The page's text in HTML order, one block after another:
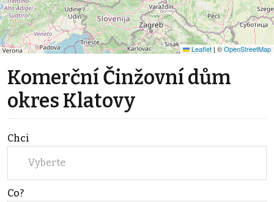
Leaflet | ©OpenStreetMap
Komerční Činžovní dům
okres Klatovy
Chci
Vyberte
Co?